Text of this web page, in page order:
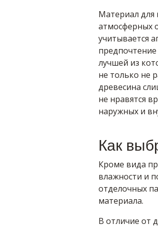
Материал для
атмосферных
учитывается
лучшей из
не только не
древесина
не нравятся
наружных и
Как
Кроме вида
влажности и
отделочных
материала.
В отличие от